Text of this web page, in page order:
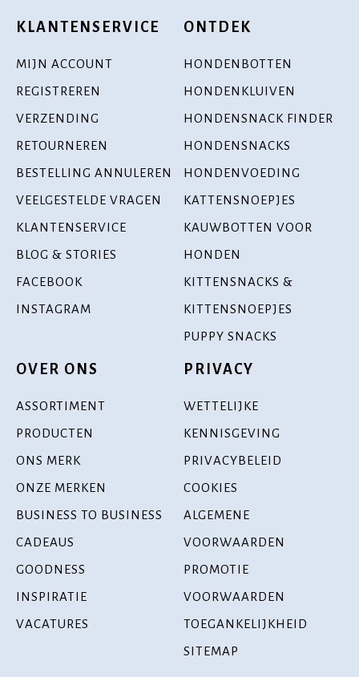
KLANTENSERVICE
MIJN ACCOUNT
REGISTREREN
VERZENDING
RETOURNEREN
BESTELLING ANNULEREN
VEELGESTELDE VRAGEN
KLANTENSERVICE
BLOG & STORIES
FACEBOOK
INSTAGRAM
ONTDEK
HONDENBOTTEN
HONDENKLUIVEN
HONDENSNACK FINDER
HONDENSNACKS
HONDENVOEDING
KATTENSNOEPJES
KAUWBOTTEN VOOR
HONDEN
KITTENSNACKS &
KITTENSNOEPJES
PUPPY SNACKS
OVER ONS
ASSORTIMENT
PRODUCTEN
ONS MERK
ONZE MERKEN
BUSINESS TO BUSINESS
CADEAUS
GOODNESS
INSPIRATIE
VACATURES
PRIVACY
WETTELIJKE
KENNISGEVING
PRIVACYBELEID
COOKIES
ALGEMENE
VOORWAARDEN
PROMOTIE
VOORWAARDEN
TOEGANKELIJKHEID
SITEMAP